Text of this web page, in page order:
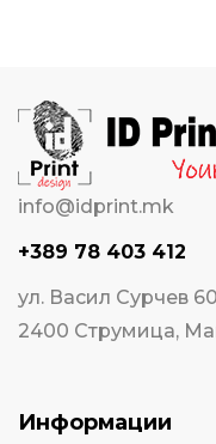
info@idprint.mk
+389 78 403 412
ул. Васил Сурчев
2400 Струмица,
Информации